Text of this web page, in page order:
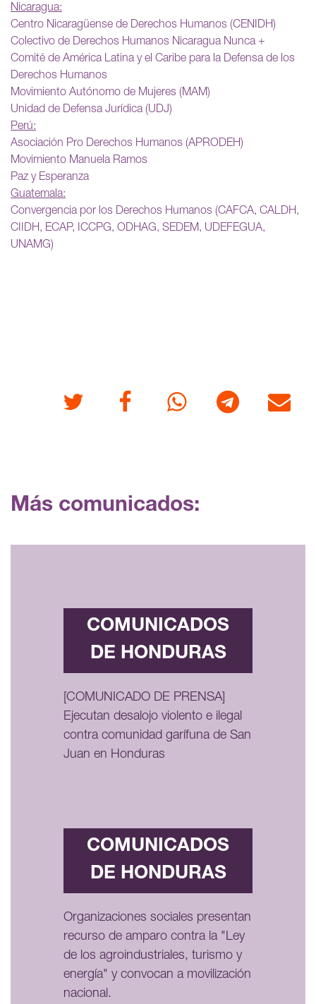
Nicaragua:
Centro Nicaragüense de Derechos Humanos (CENIDH)
Colectivo de Derechos Humanos Nicaragua Nunca +
Comité de América Latina y el Caribe para la Defensa de los
Derechos Humanos
Movimiento Autónomo de Mujeres (MAM)
Unidad de Defensa Jurídica (UDJ)
Perú:
Asociación Pro Derechos Humanos (APRODEH)
Movimiento Manuela Ramos
Paz y Esperanza
Guatemala:
Convergencia por los Derechos Humanos (CAFCA, CALDH,
CIIDH, ECAP, ICCPG, ODHAG, SEDEM, UDEFEGUA,
UNAMG)
Twitter FacebookWhatsappTelegram Correo
Más comunicados:
COMUNICADOS
DE HONDURAS
[COMUNICADO DE PRENSA]
Ejecutan desalojo violento e ilegal
contra comunidad garífuna de San
Juan en Honduras
COMUNICADOS
DE HONDURAS
Organizaciones sociales presentan
recurso de amparo contra la "Ley
de los agroindustriales, turismo y
energía" y convocan a movilización
nacional.